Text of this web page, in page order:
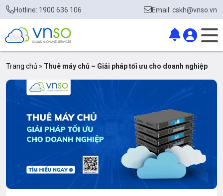
Hotline: 1900 636 106 Email: cskh@vnso.vn
Trang chủ » Thuê máy chủ – Giải pháp tối ưu cho doanh nghiệp